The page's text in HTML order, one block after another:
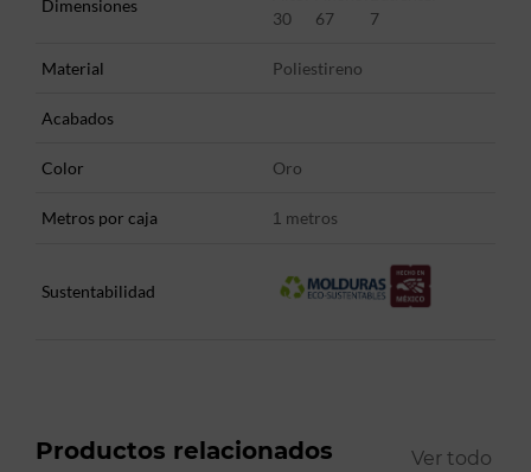
Dimensiones
30
67
7
Material Poliestireno
Acabados
Color Oro
Metros por caja 1 metros
Sustentabilidad
Productos relacionados Ver todo